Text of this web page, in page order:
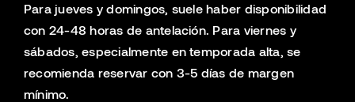
Para jueves y domingos, suele haber disponibilidad
con 24-48 horas de antelación. Para viernes y
sábados, especialmente en temporada alta, se
recomienda reservar con 3-5 días de margen
mínimo.